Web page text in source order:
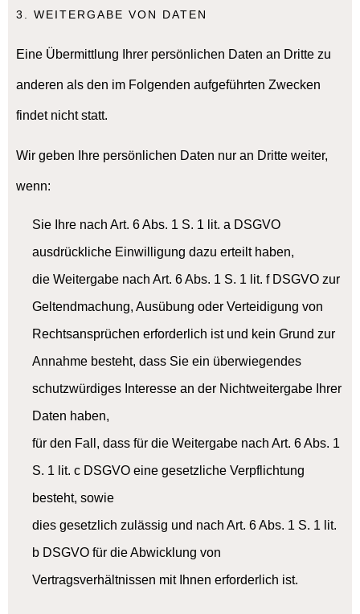
3. WEITERGABE VON DATEN
Eine Übermittlung Ihrer persönlichen Daten an Dritte zu
anderen als den im Folgenden aufgeführten Zwecken
findet nicht statt.
Wir geben Ihre persönlichen Daten nur an Dritte weiter,
wenn:
Sie Ihre nach Art. 6 Abs. 1 S. 1 lit. a DSGVO
ausdrückliche Einwilligung dazu erteilt haben,
die Weitergabe nach Art. 6 Abs. 1 S. 1 lit. f DSGVO zur
Geltendmachung, Ausübung oder Verteidigung von
Rechtsansprüchen erforderlich ist und kein Grund zur
Annahme besteht, dass Sie ein überwiegendes
schutzwürdiges Interesse an der Nichtweitergabe Ihrer
Daten haben,
für den Fall, dass für die Weitergabe nach Art. 6 Abs. 1
S. 1 lit. c DSGVO eine gesetzliche Verpflichtung
besteht, sowie
dies gesetzlich zulässig und nach Art. 6 Abs. 1 S. 1 lit.
b DSGVO für die Abwicklung von
Vertragsverhältnissen mit Ihnen erforderlich ist.